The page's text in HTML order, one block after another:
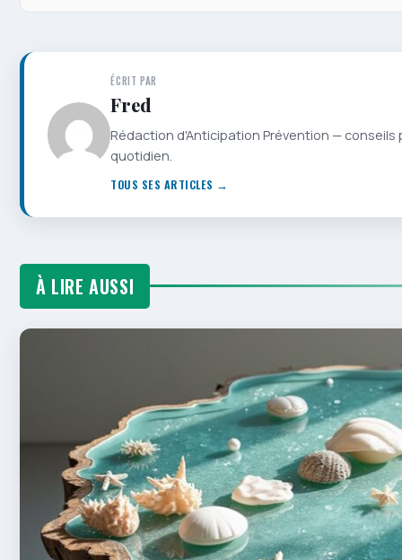
ÉCRIT PAR
Fred
Rédaction d'Anticipation Prévention —
quotidien.
TOUS SES ARTICLES →
À LIRE AUSSI